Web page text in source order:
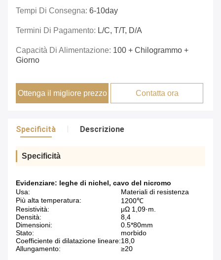
Tempi Di Consegna: 6-10day
Termini Di Pagamento: L/C, T/T, D/A
Capacità Di Alimentazione: 100 + Chilogrammo +
Giorno
Ottenga il migliore prezzo Contatta ora
Specificità Descrizione
Specificità
Evidenziare: leghe di nichel, cavo del nicromo
Usa:
Materiali di resistenza
Più alta temperatura:
1200℃
Resistività:
μΩ 1,09·m.
Densità:
8,4
Dimensioni:
0.5*80mm
Stato:
morbido
Coefficiente di dilatazione lineare:18,0
Allungamento:
≥20